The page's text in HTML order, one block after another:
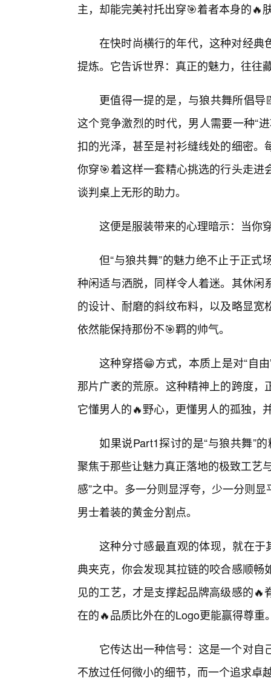
主，却能完美衬托出穿🎯着者本身的🔥
在快时尚横行的年代，这种对经典
提炼。它告诉世界：真正的魅力，往往
更值得一提的是，与狼共舞所倡导
这个竞争激烈的时代，男人需要一种“
扣的光泽，甚至是衬衫缝线处的细密
你穿🎯着这样一套精心挑选的行头走
谈判桌上无形的助力。
这便是服装带来的心理暗示：当你
但“与狼共舞”的魅力绝不止于正
种闲适与洒脱，同样令人着迷。其休
的设计、耐磨的斜纹布料，以及略显
依然能保持那份不🎯羁的帅气。
这种穿搭😁方式，本质上是对“自
那片广袤的荒原。这种精神上的跨度
它懂男人的🔥野心，更懂男人的孤独，
如果说Part1探讨的是“与狼共舞”
聚焦于那些让魅力真正落地的极致工艺
感”之中。多一分则显浮夸，少一分则
男士着装的黄金分割点。
这种分寸感最直观的体现，就在于
典夹克，你会发现其拉链的咬合感顺
见的工艺，才是支撑起品牌高级感的
在的🔥品质比外在的Logo更能赢得尊重
它传达出一种信号：这是一个对
不放过任何微小的细节，而一个追求卓